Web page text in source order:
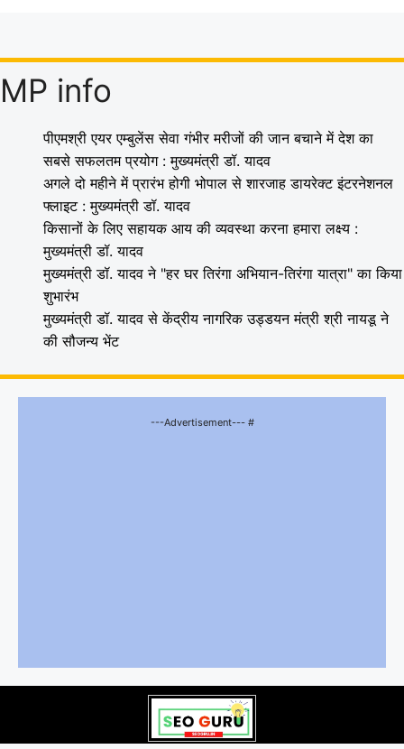
MP info
पीएमश्री एयर एम्बुलेंस सेवा गंभीर मरीजों की जान बचाने में देश का
सबसे सफलतम प्रयोग : मुख्यमंत्री डॉ. यादव
अगले दो महीने में प्रारंभ होगी भोपाल से शारजाह डायरेक्ट इंटरनेशनल
फ्लाइट : मुख्यमंत्री डॉ. यादव
किसानों के लिए सहायक आय की व्यवस्था करना हमारा लक्ष्य :
मुख्यमंत्री डॉ. यादव
मुख्यमंत्री डॉ. यादव ने "हर घर तिरंगा अभियान-तिरंगा यात्रा" का किया
शुभारंभ
मुख्यमंत्री डॉ. यादव से केंद्रीय नागरिक उड्डयन मंत्री श्री नायडू ने
की सौजन्य भेंट
---Advertisement--- #